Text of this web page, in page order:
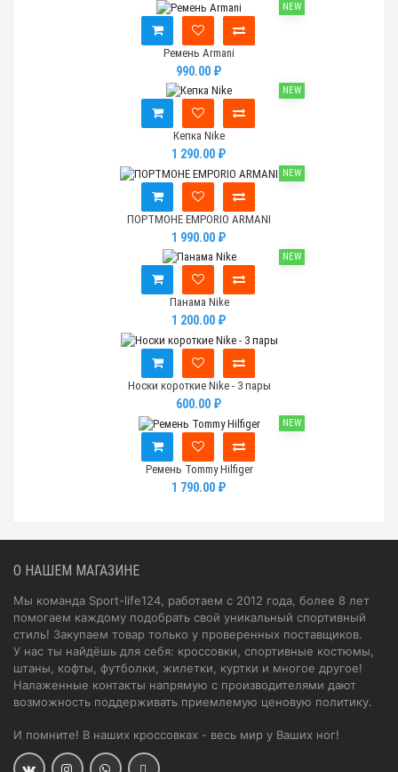
NEW
Ремень Armani
990.00 ₽
NEW
Кепка Nike
1 290.00 ₽
NEW
ПОРТМОНЕ EMPORIO ARMANI
1 990.00 ₽
NEW
Панама Nike
1 200.00 ₽
Носки короткие Nike - 3 пары
600.00 ₽
NEW
Ремень Tommy Hilfiger
1 790.00 ₽
О НАШЕМ МАГАЗИНЕ
Мы команда Sport-life124, работаем с 2012 года, более 8 лет
помогаем каждому подобрать свой уникальный спортивный
стиль! Закупаем товар только у проверенных поставщиков.
У нас ты найдёшь для себя: кроссовки, спортивные костюмы,
штаны, кофты, футболки, жилетки, куртки и многое другое!
Налаженные контакты напрямую с производителями дают
возможность поддерживать приемлемую ценовую политику.
И помните! В наших кроссовках - весь мир у Ваших ног!